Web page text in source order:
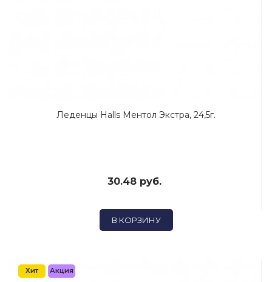
Леденцы Halls Ментол Экстра, 24,5г.
30.48 руб.
В КОРЗИНУ
Хит Акция